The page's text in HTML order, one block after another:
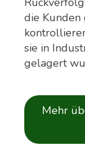
die
sie in
gelagert
Mehr